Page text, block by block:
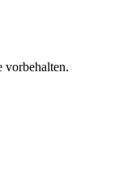
vorbehalten.